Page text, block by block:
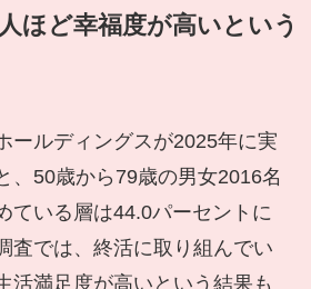
ほど幸福度が高いという
ールディングスが2025年に実
、50歳から79歳の男女2016名
ている層は44.0パーセントに
査では、終活に取り組んでい
活満足度が高いという結果も